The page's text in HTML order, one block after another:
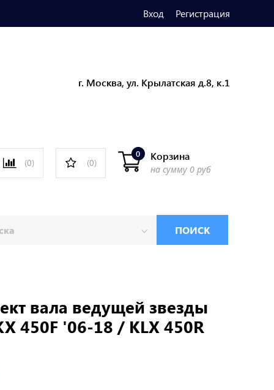
Вход Регистрация
г. Москва, ул. Крылатская д.8, к.1
(0) (0)
Корзина
0
на сумму 0 руб
ПОИСК
вала ведущей звезды
450F '06-18 / KLX 450R